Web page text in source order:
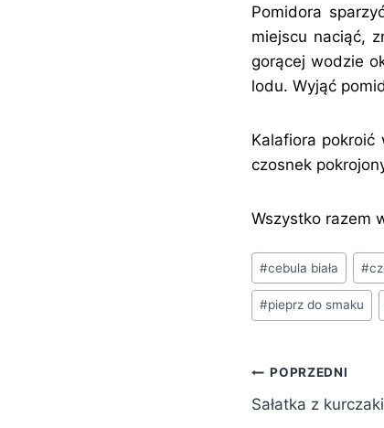
Pomidora
miejscu naciąć,
gorącej wodzie
lodu. Wyjąć
Kalafiora
czosnek
Wszystko razem
Tagi
wpisu:
#cebula biała #
#pieprz do smaku
Nawigacja
wpisu
POPRZEDNI
Sałatka z